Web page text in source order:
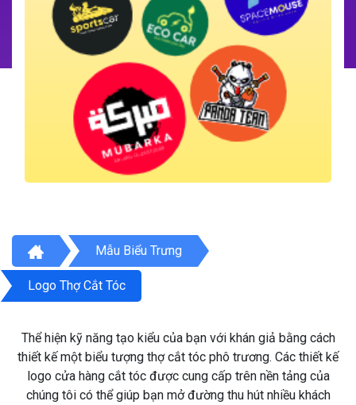
Mẫu Biểu Trưng
Logo Thợ Cắt Tóc
Thể hiện kỹ năng tạo kiểu của bạn với khán giả bằng cách
thiết kế một biểu tượng thợ cắt tóc phô trương. Các thiết kế
logo cửa hàng cắt tóc được cung cấp trên nền tảng của
chúng tôi có thể giúp bạn mở đường thu hút nhiều khách